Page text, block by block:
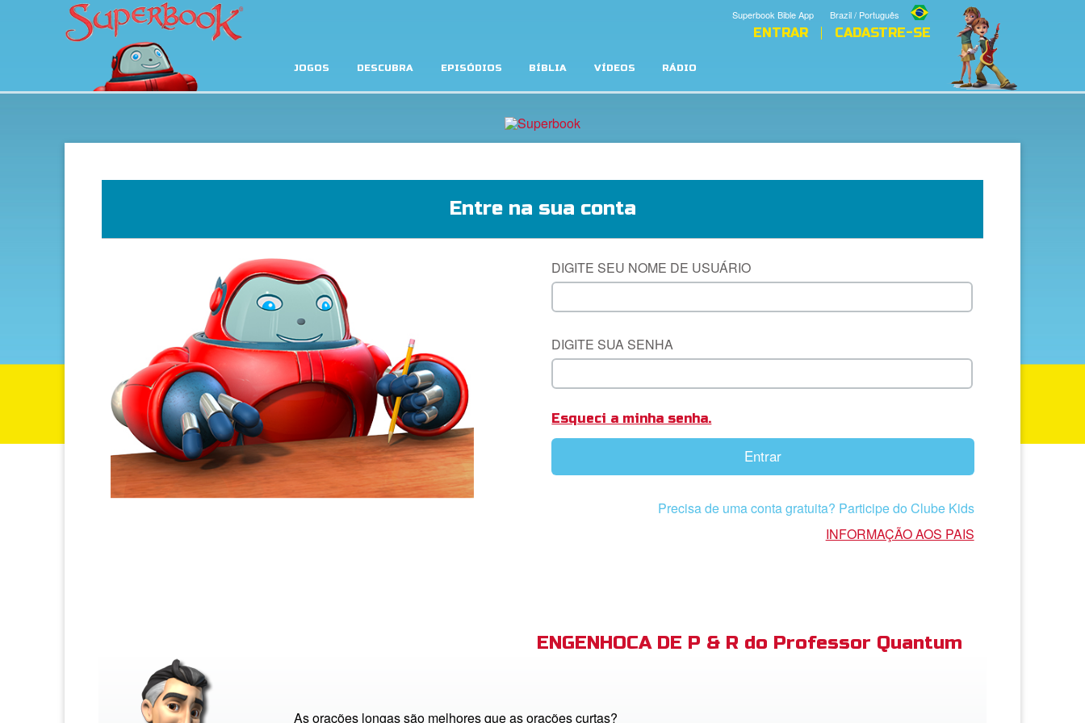
Brazil / Português
Superbook Bible App
ENTRAR CADASTRE-SE
JOGOS DESCUBRA EPISÓDIOS BÍBLIA VÍDEOS RÁDIO
Entre na sua conta
DIGITE SEU NOME DE USUÁRIO
DIGITE SUA SENHA
Esqueci a minha senha.
Entrar
Precisa de uma conta gratuita? Participe do Clube Kids
INFORMAÇÃO AOS PAIS
ENGENHOCA DE P & R do Professor Quantum
As orações longas são melhores que as orações curtas?